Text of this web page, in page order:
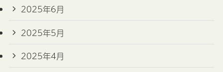
2025年6月
2025年5月
2025年4月